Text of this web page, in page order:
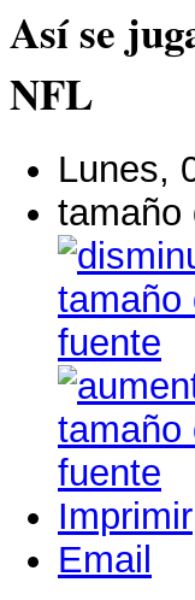
Así se
NFL
Lunes,
tamaño
Imprimir
Email